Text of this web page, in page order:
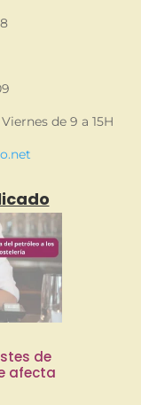
de 9 a 15H
de
afecta